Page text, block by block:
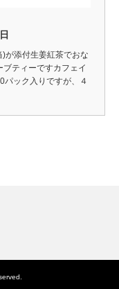
が添付生姜紅茶でおな
ティーですカフェイ
パック入りですが、４